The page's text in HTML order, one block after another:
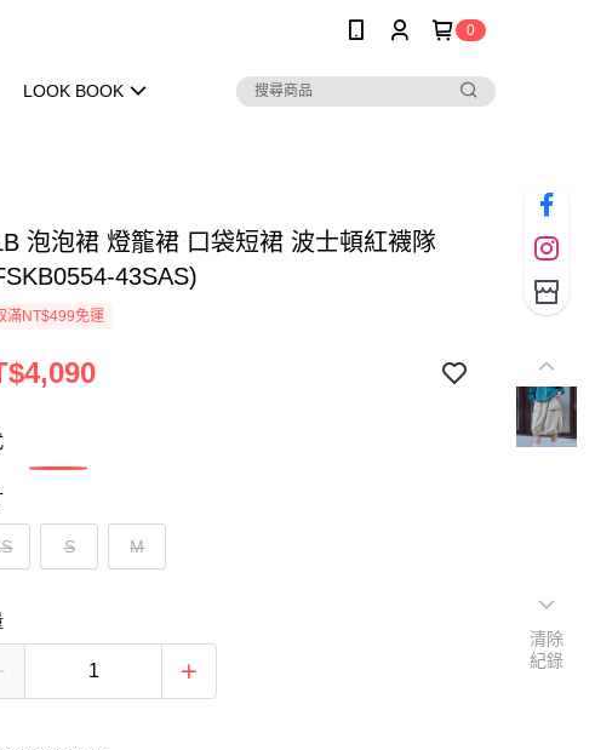
0
LOOK BOOK
泡泡裙 燈籠裙 口袋短裙 波士頓紅襪隊
43SAS)
滿NT$499免運
S M
清除
紀錄